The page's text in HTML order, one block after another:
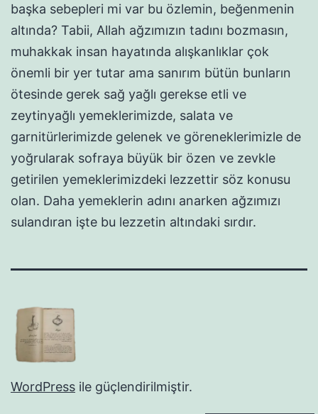
başka sebepleri mi var bu özlemin, beğenmenin
altında? Tabii, Allah ağzımızın tadını bozmasın,
muhakkak insan hayatında alışkanlıklar çok
önemli bir yer tutar ama sanırım bütün bunların
ötesinde gerek sağ yağlı gerekse etli ve
zeytinyağlı yemeklerimizde, salata ve
garnitürlerimizde gelenek ve göreneklerimizle de
yoğrularak sofraya büyük bir özen ve zevkle
getirilen yemeklerimizdeki lezzettir söz konusu
olan. Daha yemeklerin adını anarken ağzımızı
sulandıran işte bu lezzetin altındaki sırdır.
WordPress ile güçlendirilmiştir.